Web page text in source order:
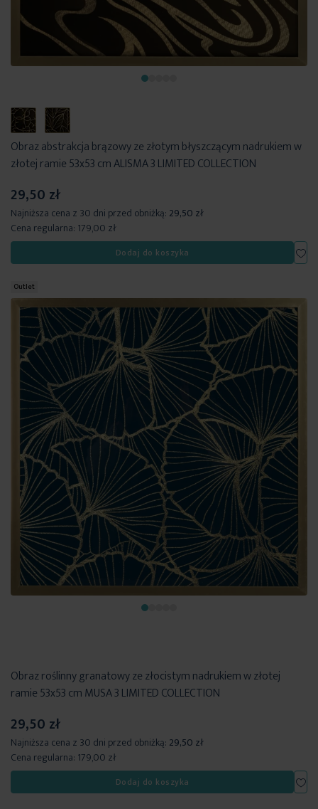
Obraz abstrakcja brązowy ze złotym błyszczącym nadrukiem w
złotej ramie 53x53 cm ALISMA 3 LIMITED COLLECTION
29,50 zł
Najniższa cena z 30 dni przed obniżką: 29,50 zł
Cena regularna: 179,00 zł
Dodaj do koszyka
Outlet
Obraz roślinny granatowy ze złocistym nadrukiem w złotej
ramie 53x53 cm MUSA 3 LIMITED COLLECTION
29,50 zł
Najniższa cena z 30 dni przed obniżką: 29,50 zł
Cena regularna: 179,00 zł
Dodaj do koszyka